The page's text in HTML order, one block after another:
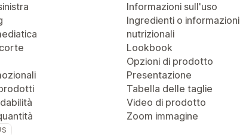
Informazioni sull'uso
Ingredienti o informazioni
nutrizionali
Lookbook
Opzioni di prodotto
Presentazione
Tabella delle taglie
Video di prodotto
Zoom immagine